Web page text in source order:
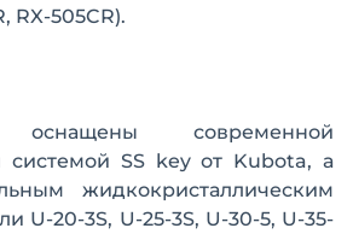
RX-505CR).
современной
системой SS key от Kubota, а
жидкокристаллическим
U-20-3S, U-25-3S, U-30-5, U-35-